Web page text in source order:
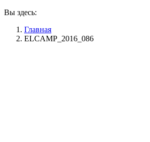
Вы здесь:
Главная
ELCAMP_2016_086